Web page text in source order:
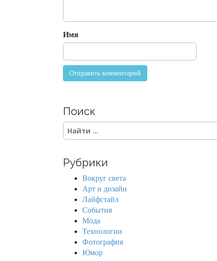
n
Имя
Поиск
S
c
Рубрики
Вокруг света
Арт и дизайн
Лайфстайл
События
Мода
Технологии
Фотография
Юмор